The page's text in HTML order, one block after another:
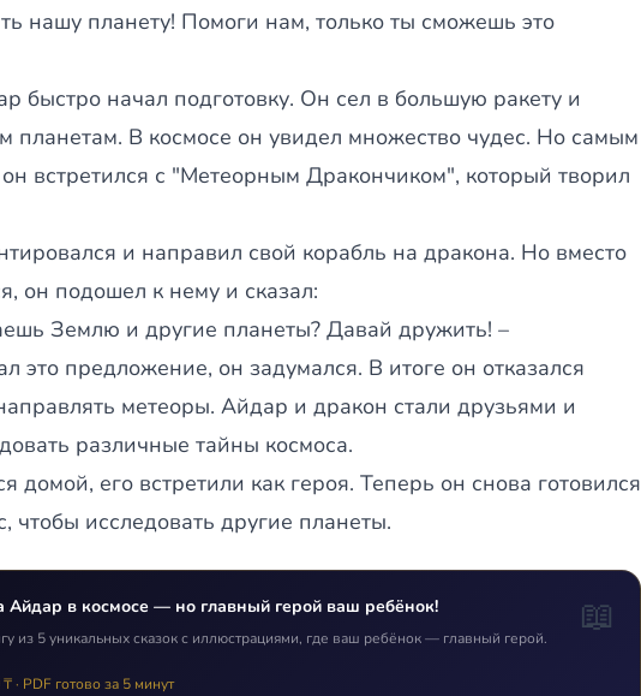
нашу планету! Помоги нам, только ты сможешь это
быстро начал подготовку. Он сел в большую ракету и
планетам. В космосе он увидел множество чудес. Но самым
встретился с "Метеорным Дракончиком", который творил
и направил свой корабль на дракона. Но вместо
он подошел к нему и сказал:
Землю и другие планеты? Давай дружить! –
это предложение, он задумался. В итоге он отказался
метеоры. Айдар и дракон стали друзьями и
различные тайны космоса.
домой, его встретили как героя. Теперь он снова готовился
чтобы исследовать другие планеты.
Айдар в космосе — но главный герой ваш ребёнок!
из 5 уникальных сказок с иллюстрациями, где ваш ребёнок — главный герой.
· PDF готово за 5 минут
📖